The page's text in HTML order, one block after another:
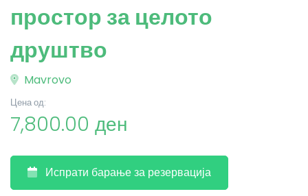
простор за целото
друштво
Mavrovo
Цена од:
7,800.00 ден
Испрати барање за резервација